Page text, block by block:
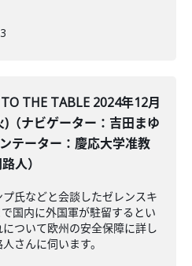
THE TABLE 2024年12月
)（ナビゲーター：吉田まゆ
テーター：慶応大学准教
人）
プ氏などと会談したゼレンスキ
国内に外国軍が駐留するとい
ついて欧州の安全保障に詳し
さんに伺います。